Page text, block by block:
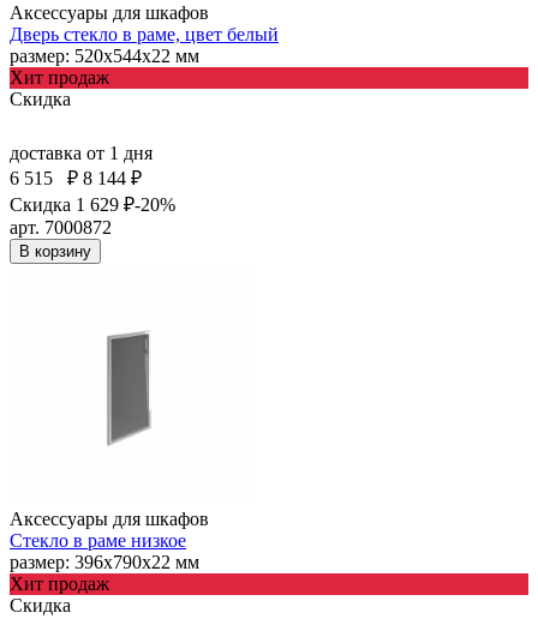
Аксессуары для шкафов
Дверь стекло в раме, цвет белый
размер: 520х544х22 мм
Хит продаж
Скидка
доставка от 1 дня
6 515
₽ 8 144 ₽
Скидка 1 629 ₽-20%
арт. 7000872
В корзину
Аксессуары для шкафов
Стекло в раме низкое
размер: 396х790х22 мм
Хит продаж
Скидка